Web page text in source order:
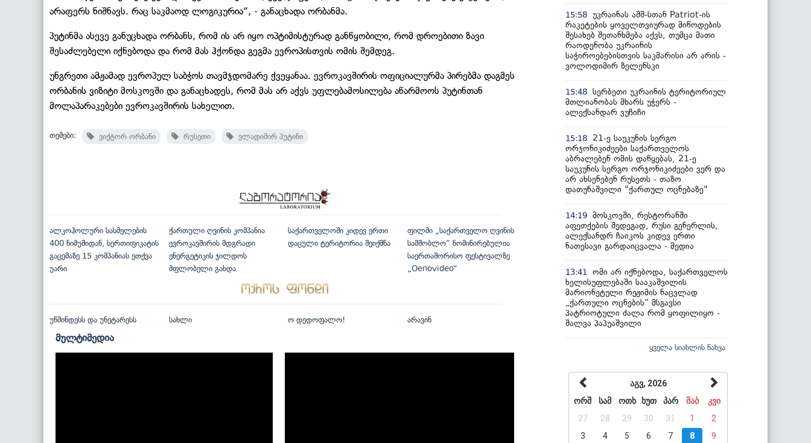
არაფერს ნიშნავს. რაც საკმაოდ ლოგიკურია“, - განაცხადა ორბანმა.
პუტინმა ასევე განუცხადა ორბანს, რომ ის არ იყო ოპტიმისტურად განწყობილი, რომ დროებითი ზავი
შესაძლებელი იქნებოდა და რომ მას ჰქონდა გეგმა ევროპისთვის ომის შემდეგ.
უნგრეთი ამჟამად ევროპულ საბჭოს თავმჯდომარე ქვეყანაა. ევროკავშირის ოფიციალურმა პირებმა დაგმეს
ორბანის ვიზიტი მოსკოვში და განაცხადეს, რომ მას არ აქვს უფლებამოსილება აწარმოოს პუტინთან
მოლაპარაკებები ევროკავშირის სახელით.
თემები: ვიქტორ ორბანი რუსეთი ვლადიმირ პუტინი
ალკოჰოლური სასმელების
400 ნიმუშიდან, სერთიფიკატის
გაცემაზე 15 კომპანიას ეთქვა
უარი
ქართული ღვინის კომპანია
ევროკავშირის მდგრადი
ენერგეტიკის ჯილდოს
მფლობელი გახდა
საქართველოში კიდევ ერთი
დაცული ტერიტორია შეიქმნა
ფილმი „საქართველო ღვინის
სამშობლო“ ნომინირებულია
საერთაშორისო ფესტივალზე
„Oenovideo“
უწმინდესს და უნეტარესს სახლი ო დედოფალო! არავინ
მულტიმედია
15:58 უკრაინას აშშ-სთან Patriot-ის
რაკეტების ყოველთვიურად მიწოდების
შესახებ შეთანხმება აქვს, თუმცა მათი
რაოდენობა უკრაინის
საჭიროებებისთვის საკმარისი არ არის -
ვოლოდიმირ ზელენსკი
15:48 სერბეთი უკრაინის ტერიტორიულ
მთლიანობას მხარს უჭერს -
ალექსანდარ ვუჩიჩი
15:18
21-ე საუკუნის სერგო
ორჯონიკიძეები საქართველოს
აბრალებენ ომის დაწყებას, 21-ე
საუკუნის სერგო ორჯონიკიძეები ვერ და
არ ახსენებენ რუსეთს - თაზო
დათუნაშვილი "ქართულ ოცნებაზე"
14:19 მოსკოვში, რესტორანში
აფეთქების შედეგად, რუსი გენერლის,
ალექსანდრ ჩაიკოს კიდევ ერთი
ნათესავი გარდაიცვალა - მედია
13:41
ომი არ იქნებოდა, საქართველოს
ხელისუფლებაში სააკაშვილის
მარიონეტული რეჟიმის ნაცვლად
„ქართული ოცნების“ მსგავსი
პატრიოტული ძალა რომ ყოფილიყო -
შალვა პაპუაშვილი
ყველა სიახლის ნახვა
აგვ, 2026
ორშ
სამ ოთხ ხუთ პარ შაბ
კვი
27
28 29 30 31 1
2
3
4 5 6 7 8
9